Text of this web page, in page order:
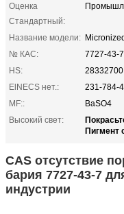
Оценка
Стандартный:
Название модели:
№ КАС:
7727-43-7
HS:
28332700
ElNECS нет.:
231-784-4
MF::
BaSO4
Высокий свет:
Пигмент
CAS отсутствие
бария 7727-43-7
индустрии